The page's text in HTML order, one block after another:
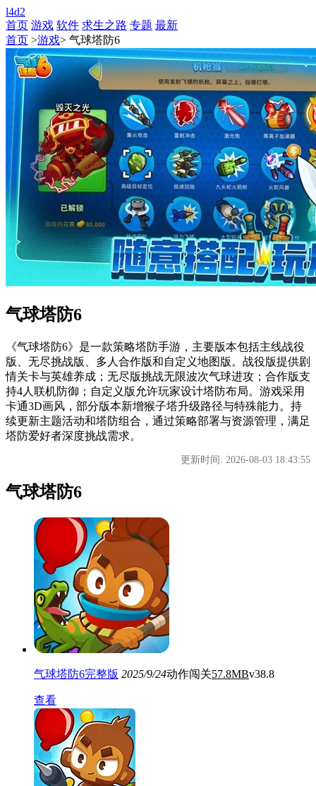
l4d2
首页 游戏 软件 求生之路 专题 最新
首页 >游戏> 气球塔防6
气球塔防6
《气球塔防6》是一款策略塔防手游，主要版本包括主线战役
版、无尽挑战版、多人合作版和自定义地图版。战役版提供剧
情关卡与英雄养成；无尽版挑战无限波次气球进攻；合作版支
持4人联机防御；自定义版允许玩家设计塔防布局。游戏采用
卡通3D画风，部分版本新增猴子塔升级路径与特殊能力。持
续更新主题活动和塔防组合，通过策略部署与资源管理，满足
塔防爱好者深度挑战需求。
更新时间: 2026-08-03 18:43:55
气球塔防6
气球塔防6完整版 2025/9/24动作闯关57.8MBv38.8
查看